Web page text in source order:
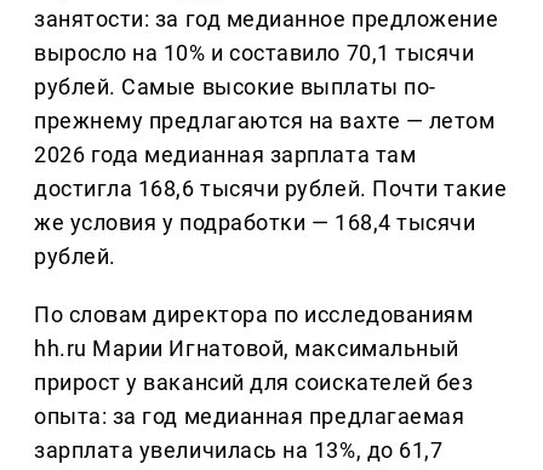
занятости: за год медианное предложение
выросло на 10% и составило 70,1 тысячи
рублей. Самые высокие выплаты по-
прежнему предлагаются на вахте — летом
2026 года медианная зарплата там
достигла 168,6 тысячи рублей. Почти такие
же условия у подработки — 168,4 тысячи
рублей.
По словам директора по исследованиям
hh.ru Марии Игнатовой, максимальный
прирост у вакансий для соискателей без
опыта: за год медианная предлагаемая
зарплата увеличилась на 13%, до 61,7